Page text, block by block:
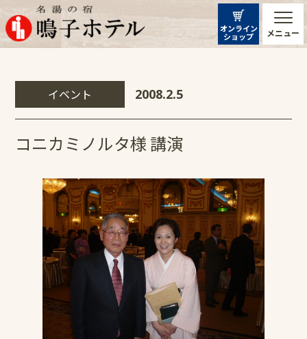
メニュー
オンライン
ショップ
イベント 2008.2.5
コニカミノルタ様 講演